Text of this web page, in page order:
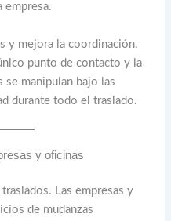
empresa.
y mejora la coordinación.
punto de contacto y la
se manipulan bajo las
durante todo el traslado.
y oficinas
Las empresas y
de mudanzas